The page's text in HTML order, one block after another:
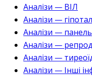
Аналізи — ВІЛ
Аналізи —
Аналізи —
Аналізи —
Аналізи —
Аналізи — Інші